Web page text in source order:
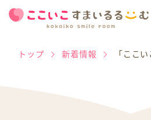
トップ 新着情報 「ここ